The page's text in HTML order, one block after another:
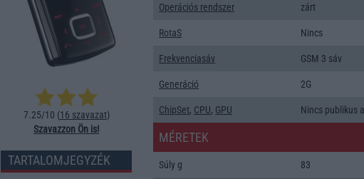
7.25/10 (16 szavazat)
Szavazzon Ön is!
TARTALOMJEGYZÉK
Operációs rendszer zárt
RotaS Nincs
Frekvenciasáv GSM 3 sáv
Generáció 2G
ChipSet, CPU, GPU Nincs publikus
MÉRETEK
Súly g 83